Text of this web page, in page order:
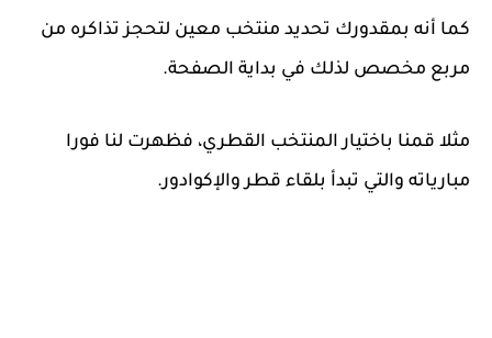
كما أنه بمقدورك تحديد منتخب معين لتحجز تذاكره من
مربع مخصص لذلك في بداية الصفحة.
مثلا قمنا باختيار المنتخب القطري، فظهرت لنا فورا
مبارياته والتي تبدأ بلقاء قطر والإكوادور.